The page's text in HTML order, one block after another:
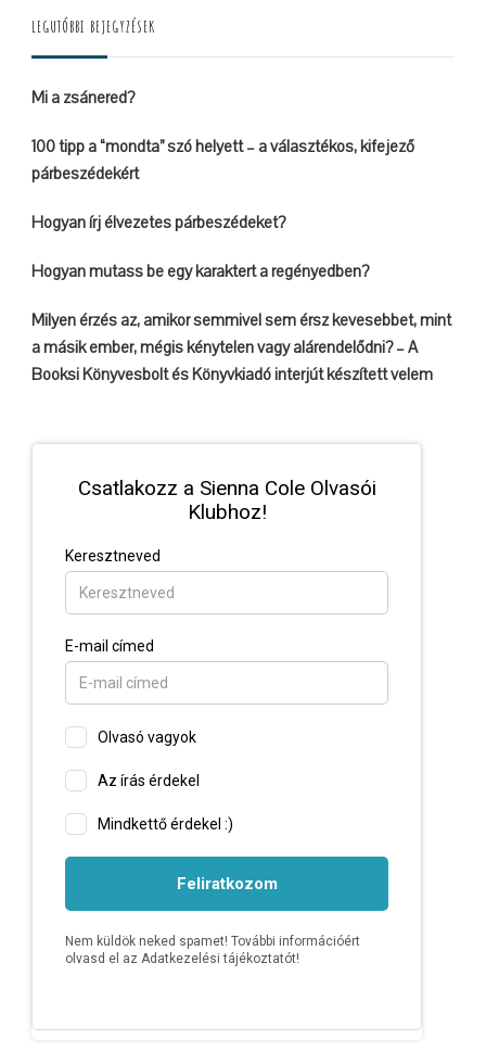
LEGUTÓBBI BEJEGYZÉSEK
Mi a zsánered?
100 tipp a “mondta” szó helyett – a választékos, kifejező
párbeszédekért
Hogyan írj élvezetes párbeszédeket?
Hogyan mutass be egy karaktert a regényedben?
Milyen érzés az, amikor semmivel sem érsz kevesebbet, mint
a másik ember, mégis kénytelen vagy alárendelődni? – A
Booksi Könyvesbolt és Könyvkiadó interjút készített velem